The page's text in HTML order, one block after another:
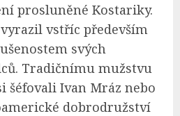
prosluněné Kostariky.
vstříc především
svých
Tradičnímu mužstvu
šéfovali Ivan Mráz nebo
dobrodružství